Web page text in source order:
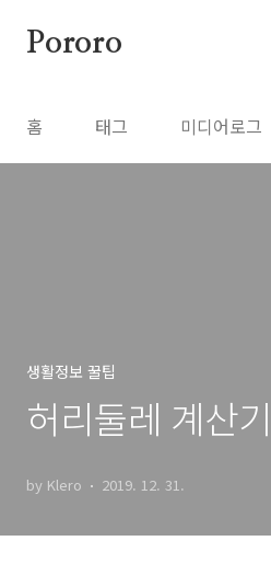
Pororo
홈 태그 미디어로그
생활정보 꿀팁
허리둘레 계산
by Klero 2019. 12. 31.